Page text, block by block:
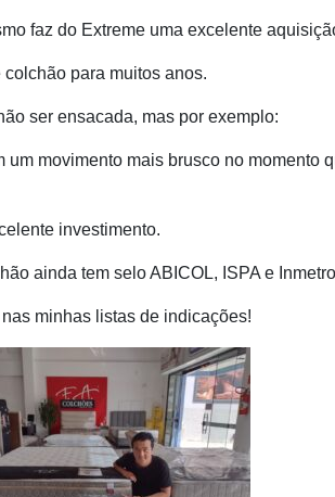
faz do Extreme uma excelente
para muitos anos.
ser ensacada, mas por exemplo:
movimento mais brusco no momento
investimento.
ainda tem selo ABICOL, ISPA e
minhas listas de indicações!